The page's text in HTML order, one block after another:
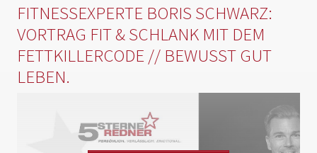
FITNESSEXPERTE BORIS SCHWARZ:
VORTRAG FIT & SCHLANK MIT DEM
FETTKILLERCODE // BEWUSST GUT
LEBEN.